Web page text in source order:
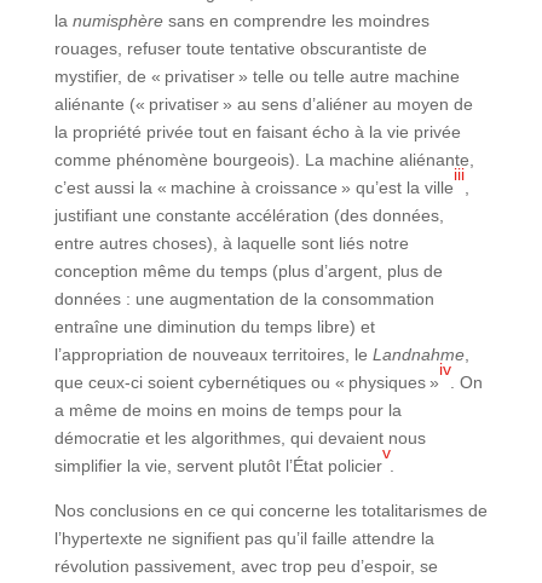
la numisphère sans en comprendre les moindres
rouages, refuser toute tentative obscurantiste de
mystifier, de « privatiser » telle ou telle autre machine
aliénante (« privatiser » au sens d’aliéner au moyen de
la propriété privée tout en faisant écho à la vie privée
comme phénomène bourgeois). La machine aliénante,
c’est aussi la « machine à croissance » qu’est la ville
iii
,
justifiant une constante accélération (des données,
entre autres choses), à laquelle sont liés notre
conception même du temps (plus d’argent, plus de
données : une augmentation de la consommation
entraîne une diminution du temps libre) et
l’appropriation de nouveaux territoires, le Landnahme,
que ceux-ci soient cybernétiques ou « physiques »
iv
. On
a même de moins en moins de temps pour la
démocratie et les algorithmes, qui devaient nous
simplifier la vie, servent plutôt l’État policier
v
.
Nos conclusions en ce qui concerne les totalitarismes de
l’hypertexte ne signifient pas qu’il faille attendre la
révolution passivement, avec trop peu d’espoir, se